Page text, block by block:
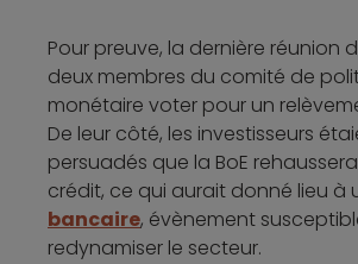
Pour preuve, la dernière réunion
deux membres du comité de
monétaire voter pour un
De leur côté, les investisseurs
persuadés que la BoE
crédit, ce qui aurait donné lieu à
bancaire, évènement
redynamiser le secteur.